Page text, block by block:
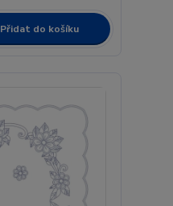
Přidat do košíku